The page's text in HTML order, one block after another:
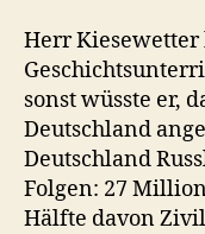
Herr
sonst wüsste er,
Deutschland
Deutschland
Folgen: 27
Hälfte davon